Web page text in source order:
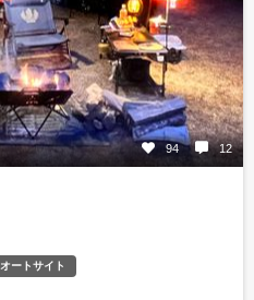
94 12
オートサイト